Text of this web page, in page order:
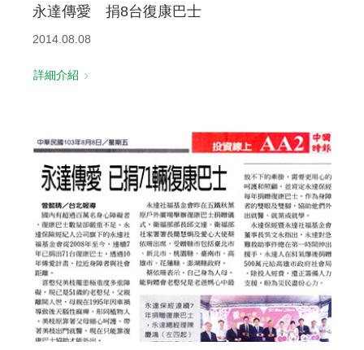
永達傳愛 捐8台復康巴士
2014.08.08
詳細介紹